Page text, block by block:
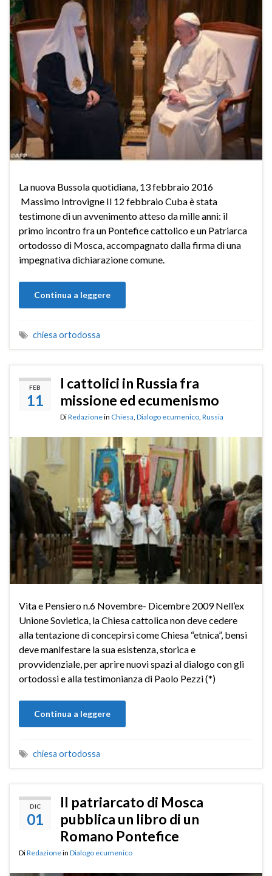
La nuova Bussola quotidiana, 13 febbraio 2016
Massimo Introvigne Il 12 febbraio Cuba è stata
testimone di un avvenimento atteso da mille anni: il
primo incontro fra un Pontefice cattolico e un Patriarca
ortodosso di Mosca, accompagnato dalla firma di una
impegnativa dichiarazione comune.
Continua a leggere
chiesa ortodossa
FEB
11
I cattolici in Russia fra
missione ed ecumenismo
DiRedazionein Chiesa Dialogo ecumenico Russia
Vita e Pensiero n.6 Novembre- Dicembre 2009 Nell’ex
Unione Sovietica, la Chiesa cattolica non deve cedere
alla tentazione di concepirsi come Chiesa “etnica”, bensì
deve manifestare la sua esistenza, storica e
provvidenziale, per aprire nuovi spazi al dialogo con gli
ortodossi e alla testimonianza di Paolo Pezzi (*)
Continua a leggere
chiesa ortodossa
DIC
01
Il patriarcato di Mosca
pubblica un libro di un
Romano Pontefice
DiRedazionein Dialogo ecumenico